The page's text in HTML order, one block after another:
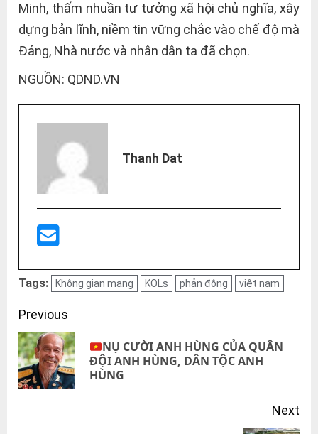
Minh, thấm nhuần tư tưởng xã hội chủ nghĩa, xây
dựng bản lĩnh, niềm tin vững chắc vào chế độ mà
Đảng, Nhà nước và nhân dân ta đã chọn.
NGUỒN: QDND.VN
Thanh Dat
Tags: Không gian mạng KOLs phản động việt nam
Post
navigation
Previous
NỤ CƯỜI ANH HÙNG CỦA QUÂN
ĐỘI ANH HÙNG, DÂN TỘC ANH
HÙNG
Next